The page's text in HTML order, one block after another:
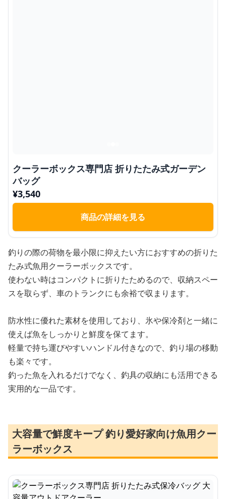
クーラーボックス専門店 折りたたみ式ガーデン
バッグ
¥3,540
商品の詳細を見る
釣りの際の荷物を最小限に抑えたい方におすすめの折りた
たみ式魚用クーラーボックスです。
使わない時はコンパクトに折りたためるので、収納スペー
スを取らず、車のトランクにも余裕で収まります。
防水性に優れた素材を使用しており、氷や保冷剤と一緒に
使えば魚をしっかりと鮮度を保てます。
軽量で持ち運びやすいハンドル付きなので、釣り場の移動
も楽々です。
釣った魚を入れるだけでなく、釣具の収納にも活用できる
実用的な一品です。
大容量で鮮度キープ 釣り愛好家向け魚用クー
ラーボックス